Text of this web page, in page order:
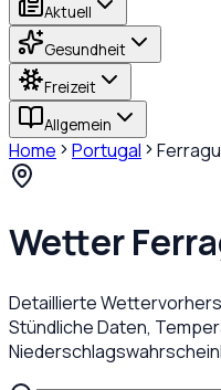
Aktuell
Gesundheit
Freizeit
Allgemein
Home Portugal
Wetter
Detaillierte
Stündliche Daten,